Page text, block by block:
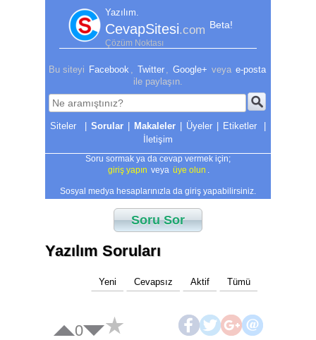
Yazılım.
CevapSitesi.com Beta!
Çözüm Noktası
Bu siteyi Facebook Twitter Google+ veya e-posta
ile paylaşın.
| Sorular | Makaleler | Üyeler | Etiketler
|
İletişim
Soru sormak ya da cevap vermek için;
giriş yapın veya üye olun
Sosyal medya hesaplarınızla da giriş yapabilirsiniz.
Soru Sor
Yazılım Soruları
Yeni Cevapsız Aktif Tümü
0